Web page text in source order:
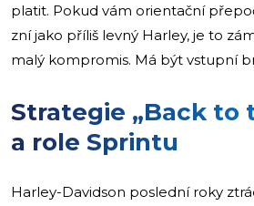
platit. Pokud vám orientační
zní jako příliš levný Harley, je to
malý kompromis. Má být vstupní
Strategie „Back to
a role Sprintu
Harley-Davidson poslední roky